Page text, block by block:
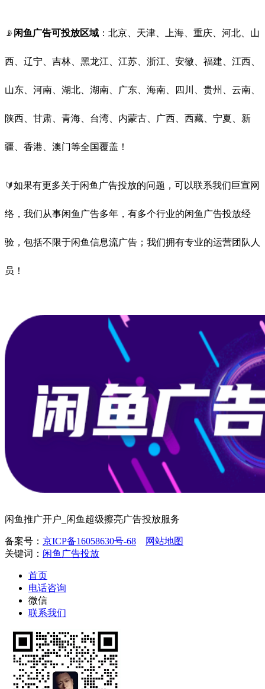
📡闲鱼广告可投放区域 ：北京、天津、上海、重庆、河北、山
西、辽宁、吉林、黑龙江、江苏、浙江、安徽、福建、江西、
山东、河南、湖北、湖南、广东、海南、四川、贵州、云南、
陕西、甘肃、青海、台湾、内蒙古、广西、西藏、宁夏、新
疆、香港、澳门等全国覆盖！
🔰如果有更多关于闲鱼广告投放的问题，可以联系我们巨宣网
络，我们从事闲鱼广告多年，有多个行业的闲鱼广告投放经
验，包括不限于闲鱼信息流广告；我们拥有专业的运营团队人
员！
闲鱼推广开户_闲鱼超级擦亮广告投放服务
备案号： 京ICP备16058630号-68
网站地图
关键词： 闲鱼广告投放
首页
电话咨询
微信
联系我们